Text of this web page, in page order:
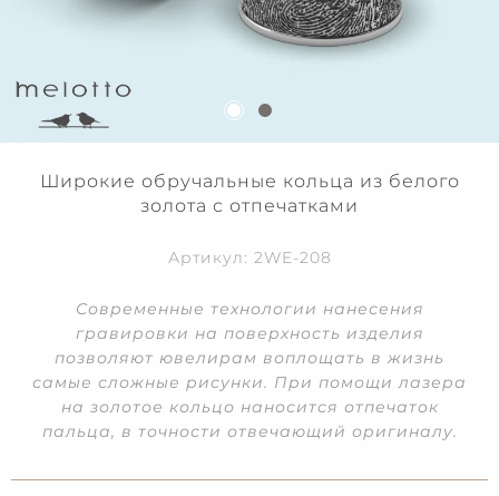
Широкие обручальные кольца из белого
золота с отпечатками
Артикул: 2WE-208
Современные технологии нанесения
гравировки на поверхность изделия
позволяют ювелирам воплощать в жизнь
самые сложные рисунки. При помощи лазера
на золотое кольцо наносится отпечаток
пальца, в точности отвечающий оригиналу.